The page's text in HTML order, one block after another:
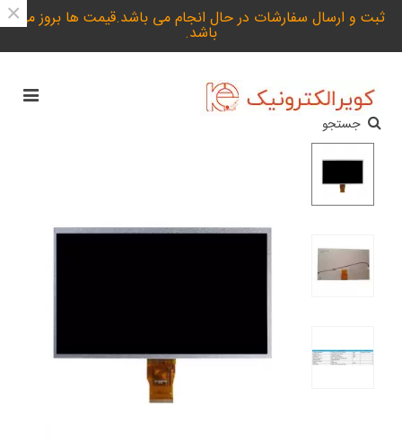
ثبت و ارسال سفارشات در حال انجام می باشد.قیمت ها بروز می
باشد.
×
جستجو